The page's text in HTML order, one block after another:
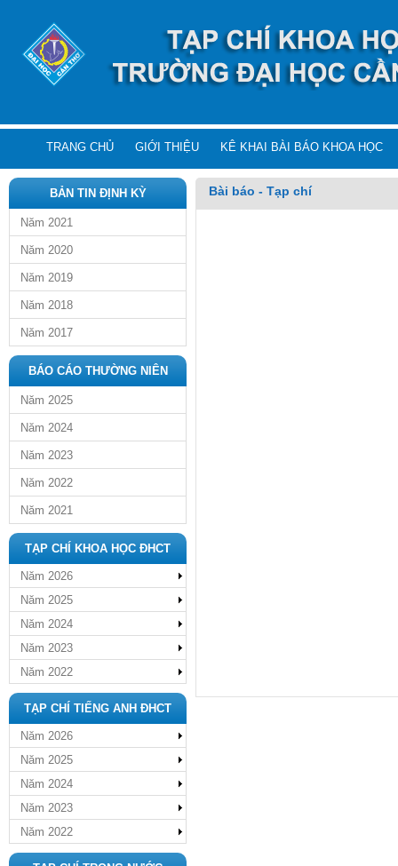
TRANG CHỦ GIỚI THIỆU KÊ KHAI BÀI BÁO KHOA HỌC
BẢN TIN ĐỊNH KỲ
Năm 2021
Năm 2020
Năm 2019
Năm 2018
Năm 2017
BÁO CÁO THƯỜNG NIÊN
Năm 2025
Năm 2024
Năm 2023
Năm 2022
Năm 2021
TẠP CHÍ KHOA HỌC ĐHCT
Năm 2026
Năm 2025
Năm 2024
Năm 2023
Năm 2022
TẠP CHÍ TIẾNG ANH ĐHCT
Năm 2026
Năm 2025
Năm 2024
Năm 2023
Năm 2022
Bài báo - Tạp chí